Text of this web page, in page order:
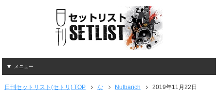
メニュー
日刊セットリスト(セトリ) TOP な Nulbarich
2019年11月22日